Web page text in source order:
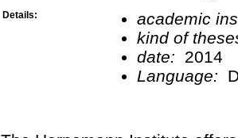
Details:
academic
kind of
date:
2014
Language: